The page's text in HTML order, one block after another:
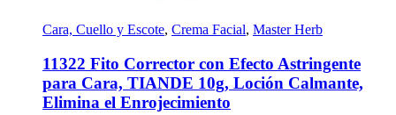
Cara, Cuello y Escote, Crema Facial, Master Herb
11322 Fito Corrector con Efecto Astringente
para Cara, TIANDE 10g, Loción Calmante,
Elimina el Enrojecimiento